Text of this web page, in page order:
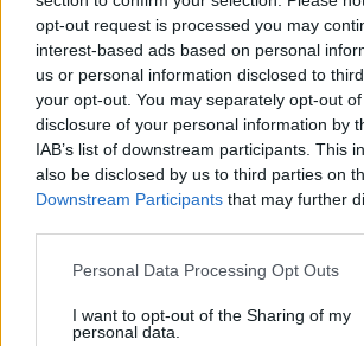
opt-out request is processed you may
interest-based ads based on personal
us or personal information disclosed to
your opt-out. You may separately opt-out
disclosure of your personal information by
IAB’s list of downstream participants. This
also be disclosed by us to third parties on
Downstream Participants that may further
Please note that this website/app uses one
not limited to your visit or usage behaviour.
grant or deny consent to Google and its
Personal Data Processing Opt Outs
I want to opt-out of the Sharing of my
personal data.
cca•2008. június 25.
Eltelt ez a pár nap is, amit
máris fel kell vennem a munka
meghosszabbított hétvégét a
bár nekem fel kelett jönnöm, azért
maradhatott.Szerencsére nem
fantasztikus volt, tényleg…
Üzemzavar